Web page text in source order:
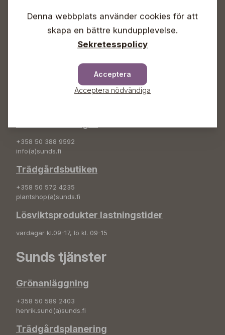
Info & växel
Sunds Trädgård Ab
+358 50 388 9592
info(a)sunds.fi
Trädgårdsbutiken
+358 50 572 4235
plantshop(a)sunds.fi
Lösviktsprodukter lastningstider
vardagar kl.09-17, lö kl. 09-15
Sunds tjänster
Grönanläggning
+358 50 589 2403
henrik.sund(a)sunds.fi
Trädgårdsplanering
Denna webbplats använder cookies för att
skapa en bättre kundupplevelse.
Sekretesspolicy
Acceptera
Acceptera nödvändiga